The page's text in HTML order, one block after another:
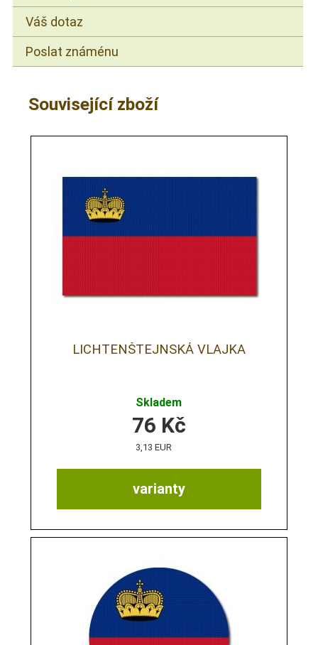
Váš dotaz
Poslat známénu
Související zboží
LICHTENŠTEJNSKÁ VLAJKA
Skladem
varianty
76 Kč
3,13 EUR